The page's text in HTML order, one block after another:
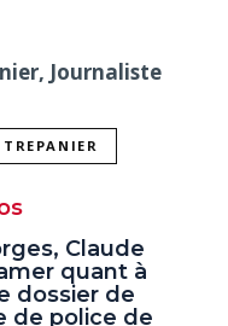
Journaliste
Claude
quant à
dossier de
de police de